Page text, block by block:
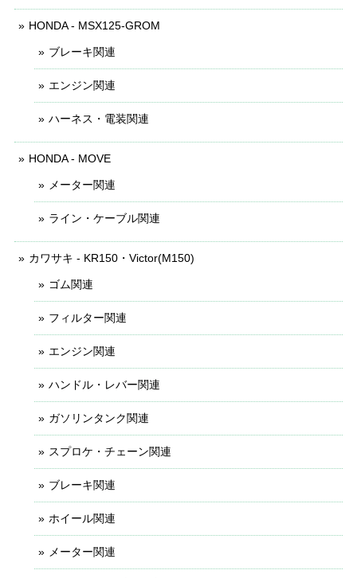
HONDA - MSX125-GROM
ブレーキ関連
エンジン関連
ハーネス・電装関連
HONDA - MOVE
メーター関連
ライン・ケーブル関連
カワサキ - KR150・Victor(M150)
ゴム関連
フィルター関連
エンジン関連
ハンドル・レバー関連
ガソリンタンク関連
スプロケ・チェーン関連
ブレーキ関連
ホイール関連
メーター関連